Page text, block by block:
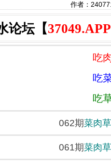
作者：
论坛【37049.APP
吃
吃
吃
062期菜肉
061期菜肉